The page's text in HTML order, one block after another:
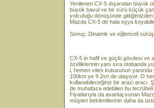
Yenilenen CX-5 dışarıdan büyük
büyük bavul ve bir sürü küçük
yolculuğu dönüşünde
Mazda CX-5 de hala eşya
Sonuç: Dinamik ve eğlenceli sürüş
CX-5 in hafif ve güçlü gövdesi ve
özelliklerinin yanı sıra otobanda
i, hemen vites kutusunun
100km ye 9.2sn de ulaşıyor. O
kullanabileceğiniz bir arazi aracı.
de muhafaza edebilen bu
Fiyatlarıyla da avantaj sunan
müşteri beklentilerinin daha da